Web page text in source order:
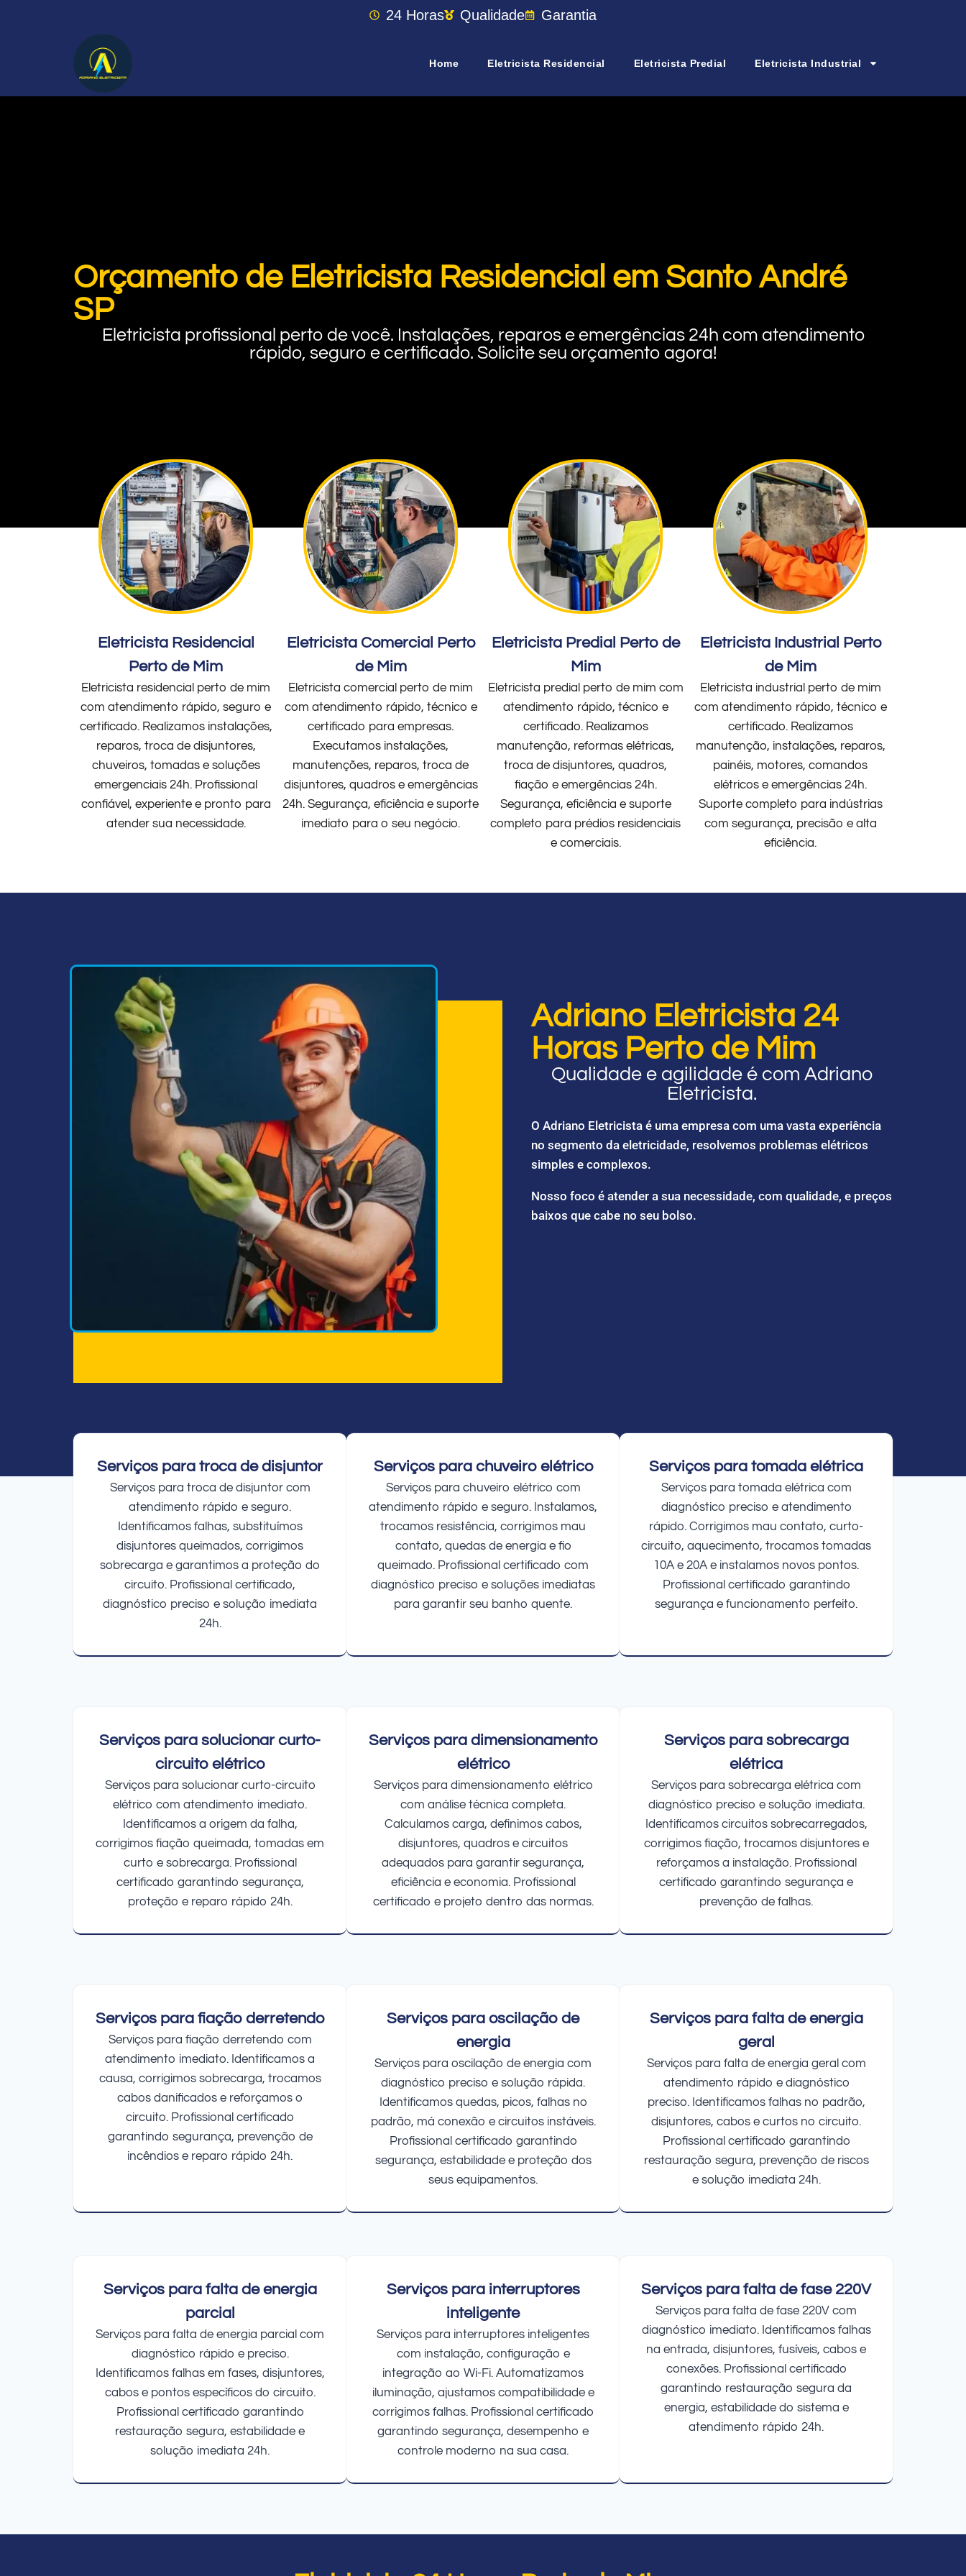
24 Horas Qualidade Garantia
Home Eletricista Residencial Eletricista Predial Eletricista Industrial
Orçamento de Eletricista Residencial em Santo André
SP
Eletricista profissional perto de você. Instalações, reparos e emergências 24h com atendimento
rápido, seguro e certificado. Solicite seu orçamento agora!
Eletricista Residencial
Perto de Mim
Eletricista residencial perto de mim
com atendimento rápido, seguro e
certificado. Realizamos instalações,
reparos, troca de disjuntores,
chuveiros, tomadas e soluções
emergenciais 24h. Profissional
confiável, experiente e pronto para
atender sua necessidade.
Eletricista Comercial Perto
de Mim
Eletricista comercial perto de mim
com atendimento rápido, técnico e
certificado para empresas.
Executamos instalações,
manutenções, reparos, troca de
disjuntores, quadros e emergências
24h. Segurança, eficiência e suporte
imediato para o seu negócio.
Eletricista Predial Perto de
Mim
Eletricista predial perto de mim com
atendimento rápido, técnico e
certificado. Realizamos
manutenção, reformas elétricas,
troca de disjuntores, quadros,
fiação e emergências 24h.
Segurança, eficiência e suporte
completo para prédios residenciais
e comerciais.
Eletricista Industrial Perto
de Mim
Eletricista industrial perto de mim
com atendimento rápido, técnico e
certificado. Realizamos
manutenção, instalações, reparos,
painéis, motores, comandos
elétricos e emergências 24h.
Suporte completo para indústrias
com segurança, precisão e alta
eficiência.
Adriano Eletricista 24
Horas Perto de Mim
Qualidade e agilidade é com Adriano
Eletricista.
O Adriano Eletricista é uma empresa com uma vasta experiência
no segmento da eletricidade, resolvemos problemas elétricos
simples e complexos.
Nosso foco é atender a sua necessidade, com qualidade, e preços
baixos que cabe no seu bolso.
Serviços para troca de disjuntor
Serviços para troca de disjuntor com
atendimento rápido e seguro.
Identificamos falhas, substituímos
disjuntores queimados, corrigimos
sobrecarga e garantimos a proteção do
circuito. Profissional certificado,
diagnóstico preciso e solução imediata
24h.
Serviços para chuveiro elétrico
Serviços para chuveiro elétrico com
atendimento rápido e seguro. Instalamos,
trocamos resistência, corrigimos mau
contato, quedas de energia e fio
queimado. Profissional certificado com
diagnóstico preciso e soluções imediatas
para garantir seu banho quente.
Serviços para tomada elétrica
Serviços para tomada elétrica com
diagnóstico preciso e atendimento
rápido. Corrigimos mau contato, curto-
circuito, aquecimento, trocamos tomadas
10A e 20A e instalamos novos pontos.
Profissional certificado garantindo
segurança e funcionamento perfeito.
Serviços para solucionar curto-
circuito elétrico
Serviços para solucionar curto-circuito
elétrico com atendimento imediato.
Identificamos a origem da falha,
corrigimos fiação queimada, tomadas em
curto e sobrecarga. Profissional
certificado garantindo segurança,
proteção e reparo rápido 24h.
Serviços para dimensionamento
elétrico
Serviços para dimensionamento elétrico
com análise técnica completa.
Calculamos carga, definimos cabos,
disjuntores, quadros e circuitos
adequados para garantir segurança,
eficiência e economia. Profissional
certificado e projeto dentro das normas.
Serviços para sobrecarga
elétrica
Serviços para sobrecarga elétrica com
diagnóstico preciso e solução imediata.
Identificamos circuitos sobrecarregados,
corrigimos fiação, trocamos disjuntores e
reforçamos a instalação. Profissional
certificado garantindo segurança e
prevenção de falhas.
Serviços para fiação derretendo
Serviços para fiação derretendo com
atendimento imediato. Identificamos a
causa, corrigimos sobrecarga, trocamos
cabos danificados e reforçamos o
circuito. Profissional certificado
garantindo segurança, prevenção de
incêndios e reparo rápido 24h.
Serviços para oscilação de
energia
Serviços para oscilação de energia com
diagnóstico preciso e solução rápida.
Identificamos quedas, picos, falhas no
padrão, má conexão e circuitos instáveis.
Profissional certificado garantindo
segurança, estabilidade e proteção dos
seus equipamentos.
Serviços para falta de energia
geral
Serviços para falta de energia geral com
atendimento rápido e diagnóstico
preciso. Identificamos falhas no padrão,
disjuntores, cabos e curtos no circuito.
Profissional certificado garantindo
restauração segura, prevenção de riscos
e solução imediata 24h.
Serviços para falta de energia
parcial
Serviços para falta de energia parcial com
diagnóstico rápido e preciso.
Identificamos falhas em fases, disjuntores,
cabos e pontos específicos do circuito.
Profissional certificado garantindo
restauração segura, estabilidade e
solução imediata 24h.
Serviços para interruptores
inteligente
Serviços para interruptores inteligentes
com instalação, configuração e
integração ao Wi-Fi. Automatizamos
iluminação, ajustamos compatibilidade e
corrigimos falhas. Profissional certificado
garantindo segurança, desempenho e
controle moderno na sua casa.
Serviços para falta de fase 220V
Serviços para falta de fase 220V com
diagnóstico imediato. Identificamos falhas
na entrada, disjuntores, fusíveis, cabos e
conexões. Profissional certificado
garantindo restauração segura da
energia, estabilidade do sistema e
atendimento rápido 24h.